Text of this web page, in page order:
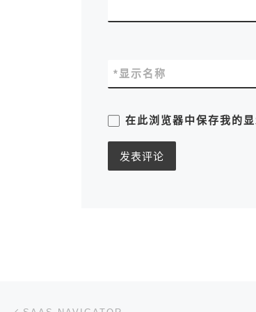
显示名称
*
在此浏览器中保存我的
文章导航